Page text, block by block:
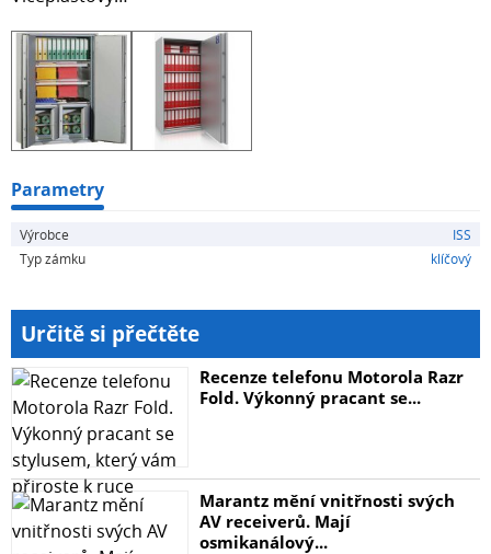
Parametry
Výrobce
ISS
Typ zámku
klíčový
Určitě si přečtěte
Recenze telefonu Motorola Razr
Fold. Výkonný pracant se...
Marantz mění vnitřnosti svých
AV receiverů. Mají
osmikanálový...